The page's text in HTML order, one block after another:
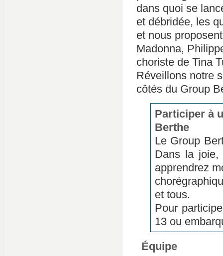
dans quoi se
et débridée, les
et nous
Madonna,
choriste de Tina
Réveillons notre
côtés du Group
Participer à
Berthe
Le Group
Dans la joie,
apprendrez
et tous.
Pour
13 ou
Équipe